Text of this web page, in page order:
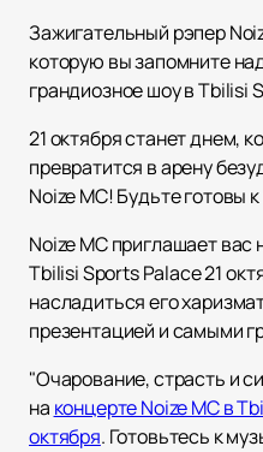
Зажигательный рэпер
которую вы запомните
грандиозное шоу в Tbilisi
21 октября станет днем,
превратится в арену
Noize MC! Будьте готовы
Noize MC приглашает
Tbilisi Sports Palace 21
насладиться его
презентацией и самыми
"Очарование, страсть и
на концерте Noize MC в
октября. Готовьтесь к